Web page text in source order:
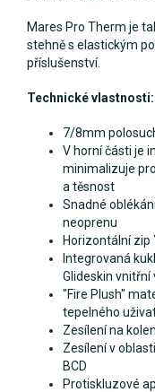
Mares Pro Therm je
stehně s elastickým
příslušenství.
Technické vlastnosti:
7/8mm
V horní části je
minimalizuje
a těsnost
Snadné
neoprenu
Horizontální zip
Integrovaná
Glideskin vnitřní
"Fire Plush"
tepelného
Zesílení na
Zesílení v
BCD
Protiskluzové